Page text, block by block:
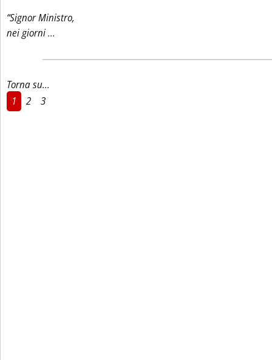
“Signor Ministro,
nei giorni ...
Torna su...
1
2 3